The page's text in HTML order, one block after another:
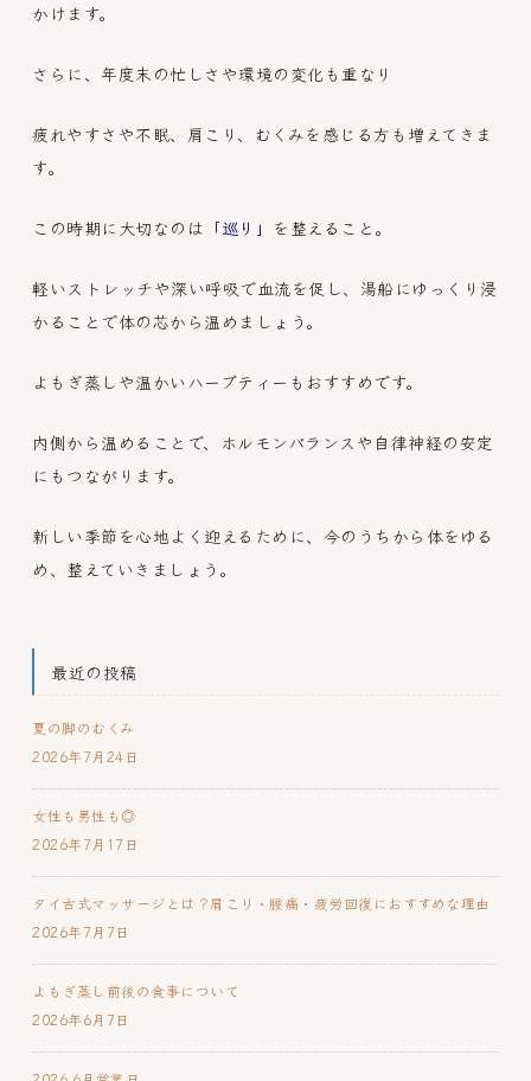
かけます。
さらに、年度末の忙しさや環境の変化も重なり
疲れやすさや不眠、肩こり、むくみを感じる方も増えてきま
す。
この時期に大切なのは 「巡り」 を整えること。
軽いストレッチや深い呼吸で血流を促し、湯船にゆっくり浸
かることで体の芯から温めましょう。
よもぎ蒸しや温かいハーブティーもおすすめです。
内側から温めることで、ホルモンバランスや自律神経の安定
にもつながります。
新しい季節を心地よく迎えるために、今のうちから体をゆる
め、整えていきましょう。
最近の投稿
夏の脚のむくみ
2026年7月24日
女性も男性も◎
2026年7月17日
タイ古式マッサージとは？肩こり・腰痛・疲労回復におすすめな理由
2026年7月7日
よもぎ蒸し前後の食事について
2026年6月7日